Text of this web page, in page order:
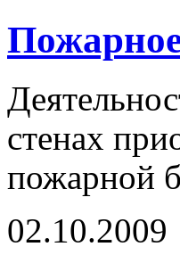
стенах
пожарной
02.10.2009